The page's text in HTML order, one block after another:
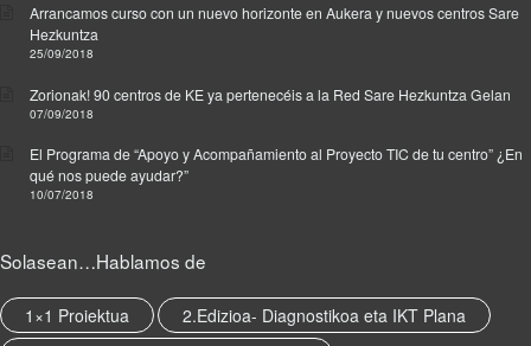
L
e
t
Arrancamos curso con un nuevo horizonte en Aukera y nuevos centros Sare
Hezkuntza
25/09/2018
Zorionak! 90 centros de KE ya pertenecéis a la Red Sare Hezkuntza Gelan
07/09/2018
El Programa de “Apoyo y Acompañamiento al Proyecto TIC de tu centro” ¿En
qué nos puede ayudar?”
10/07/2018
Solasean…Hablamos de
1×1 Proiektua
2.Edizioa- Diagnostikoa eta IKT Plana